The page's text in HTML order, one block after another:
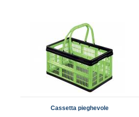
Cassetta pieghevole